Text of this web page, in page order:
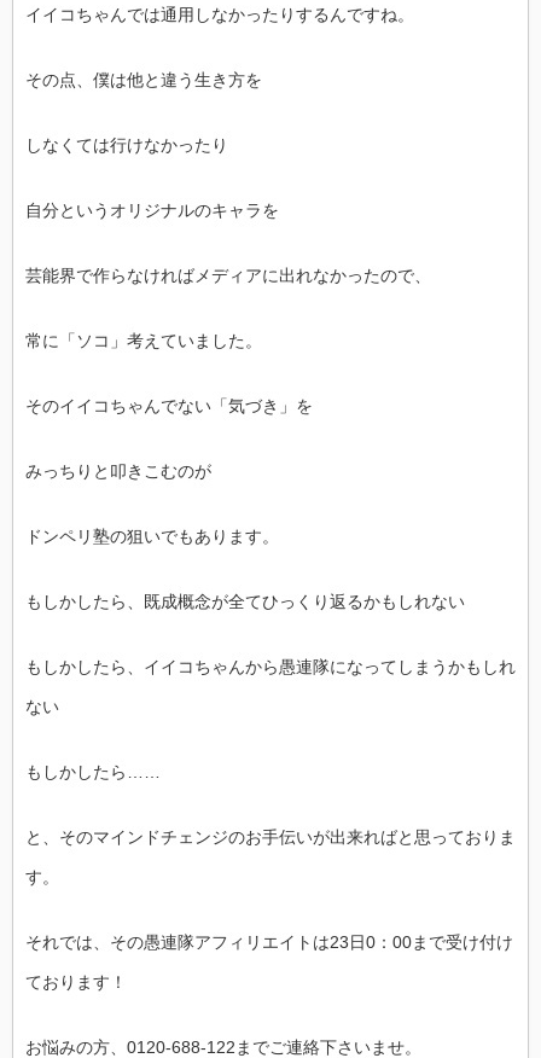
イイコちゃんでは通用しなかったりするんですね。
その点、僕は他と違う生き方を
しなくては行けなかったり
自分というオリジナルのキャラを
芸能界で作らなければメディアに出れなかったので、
常に「ソコ」考えていました。
そのイイコちゃんでない「気づき」を
みっちりと叩きこむのが
ドンペリ塾の狙いでもあります。
もしかしたら、既成概念が全てひっくり返るかもしれない
もしかしたら、イイコちゃんから愚連隊になってしまうかもしれ
ない
もしかしたら……
と、そのマインドチェンジのお手伝いが出来ればと思っておりま
す。
それでは、その愚連隊アフィリエイトは23日0：00まで受け付け
ております！
お悩みの方、0120-688-122までご連絡下さいませ。